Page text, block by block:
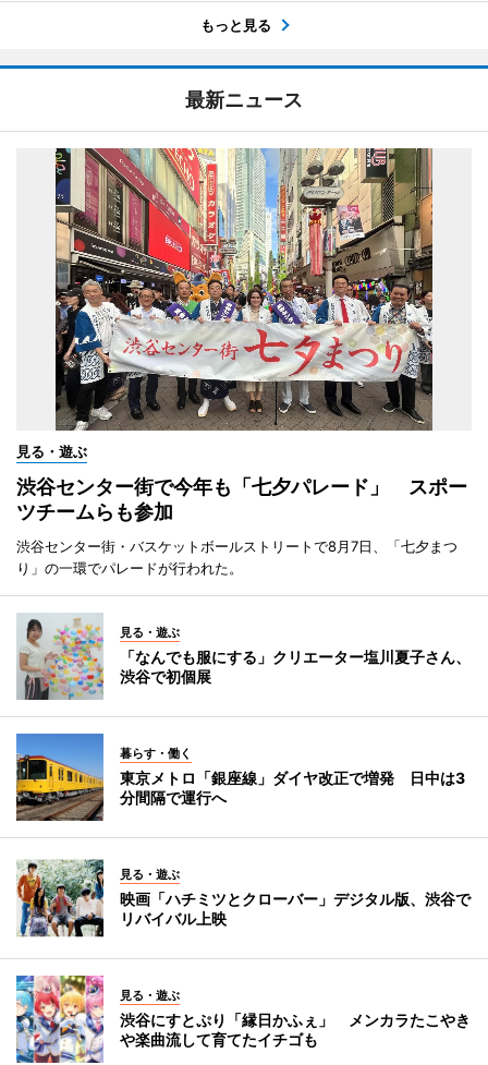
もっと見る
最新ニュース
見る・遊ぶ
渋谷センター街で今年も「七夕パレード」 スポー
ツチームらも参加
渋谷センター街・バスケットボールストリートで8月7日、「七夕まつ
り」の一環でパレードが行われた。
見る・遊ぶ
「なんでも服にする」クリエーター塩川夏子さん、
渋谷で初個展
暮らす・働く
東京メトロ「銀座線」ダイヤ改正で増発 日中は3
分間隔で運行へ
見る・遊ぶ
映画「ハチミツとクローバー」デジタル版、渋谷で
リバイバル上映
見る・遊ぶ
渋谷にすとぷり「縁日かふぇ」 メンカラたこやき
や楽曲流して育てたイチゴも